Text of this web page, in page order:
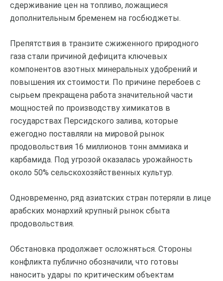
сдерживание цен на топливо, ложащиеся
дополнительным бременем на госбюджеты.
Препятствия в транзите сжиженного природного
газа стали причиной дефицита ключевых
компонентов азотных минеральных удобрений и
повышения их стоимости. По причине перебоев с
сырьем прекращена работа значительной части
мощностей по производству химикатов в
государствах Персидского залива, которые
ежегодно поставляли на мировой рынок
продовольствия 16 миллионов тонн аммиака и
карбамида. Под угрозой оказалась урожайность
около 50% сельскохозяйственных культур.
Одновременно, ряд азиатских стран потеряли в лице
арабских монархий крупный рынок сбыта
продовольствия.
Обстановка продолжает осложняться. Стороны
конфликта публично обозначили, что готовы
наносить удары по критическим объектам